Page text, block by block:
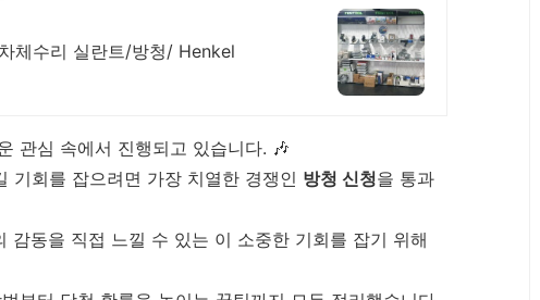
체수리 실란트/방청/ Henkel
관심 속에서 진행되고 있습니다. 🎶
기회를 잡으려면 가장 치열한 경쟁인 방청 신청을 통과
감동을 직접 느낄 수 있는 이 소중한 기회를 잡기 위해